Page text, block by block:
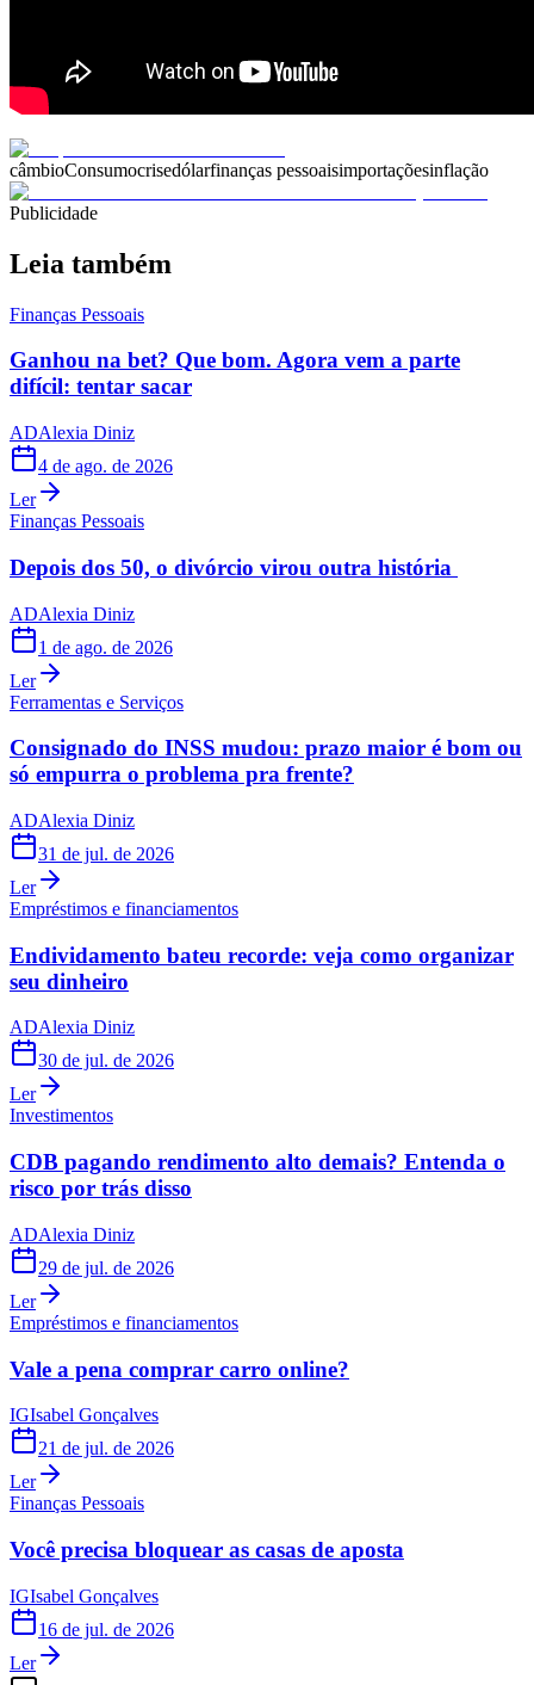
câmbioConsumocrisedólarfinanças pessoaisimportaçõesinflação
Publicidade
Leia também
Finanças Pessoais
Ganhou na bet? Que bom. Agora vem a parte
difícil: tentar sacar
ADAlexia Diniz
4 de ago. de 2026
Ler
Finanças Pessoais
Depois dos 50, o divórcio virou outra história
ADAlexia Diniz
1 de ago. de 2026
Ler
Ferramentas e Serviços
Consignado do INSS mudou: prazo maior é bom ou
só empurra o problema pra frente?
ADAlexia Diniz
31 de jul. de 2026
Ler
Empréstimos e financiamentos
Endividamento bateu recorde: veja como organizar
seu dinheiro
ADAlexia Diniz
30 de jul. de 2026
Ler
Investimentos
CDB pagando rendimento alto demais? Entenda o
risco por trás disso
ADAlexia Diniz
29 de jul. de 2026
Ler
Empréstimos e financiamentos
Vale a pena comprar carro online?
IGIsabel Gonçalves
21 de jul. de 2026
Ler
Finanças Pessoais
Você precisa bloquear as casas de aposta
IGIsabel Gonçalves
16 de jul. de 2026
Ler